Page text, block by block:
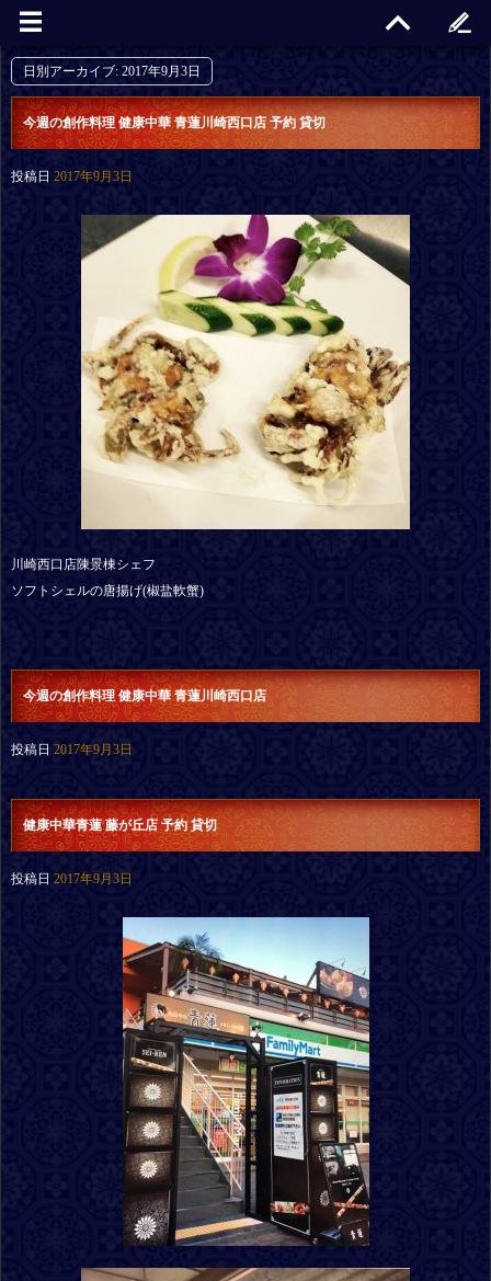
日別アーカイブ: 2017年9月3日
今週の創作料理 健康中華 青蓮川崎西口店 予約 貸切
投稿日 2017年9月3日
川崎西口店陳景棟シェフ
ソフトシェルの唐揚げ(椒盐軟蟹)
今週の創作料理 健康中華 青蓮川崎西口店
投稿日 2017年9月3日
健康中華青蓮 藤が丘店 予約 貸切
投稿日 2017年9月3日